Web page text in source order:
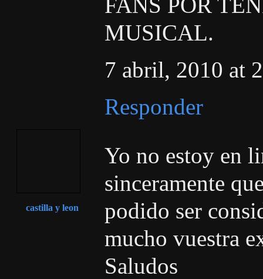
MUSICAL.
7 abril, 2010 at
Responder
castilla y leon
Yo no estoy en
sinceramente
podido ser
mucho vuestra
Saludos